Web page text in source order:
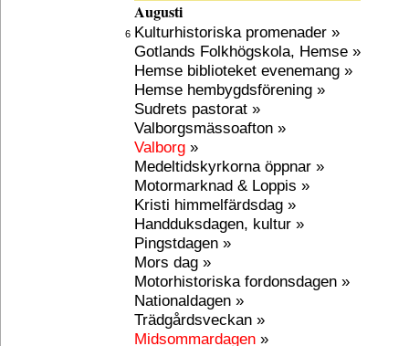
Augusti
6 Kulturhistoriska promenader »
Gotlands Folkhögskola, Hemse »
Hemse biblioteket evenemang »
Hemse hembygdsförening »
Sudrets pastorat »
Valborgsmässoafton »
Valborg »
Medeltidskyrkorna öppnar »
Motormarknad & Loppis »
Kristi himmelfärdsdag »
Handduksdagen, kultur »
Pingstdagen »
Mors dag »
Motorhistoriska fordonsdagen »
Nationaldagen »
Trädgårdsveckan »
Midsommardagen »